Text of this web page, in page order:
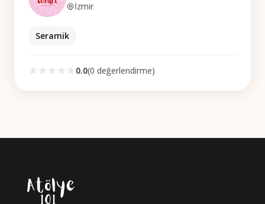
İzmir
Seramik
0.0(0 değerlendirme)